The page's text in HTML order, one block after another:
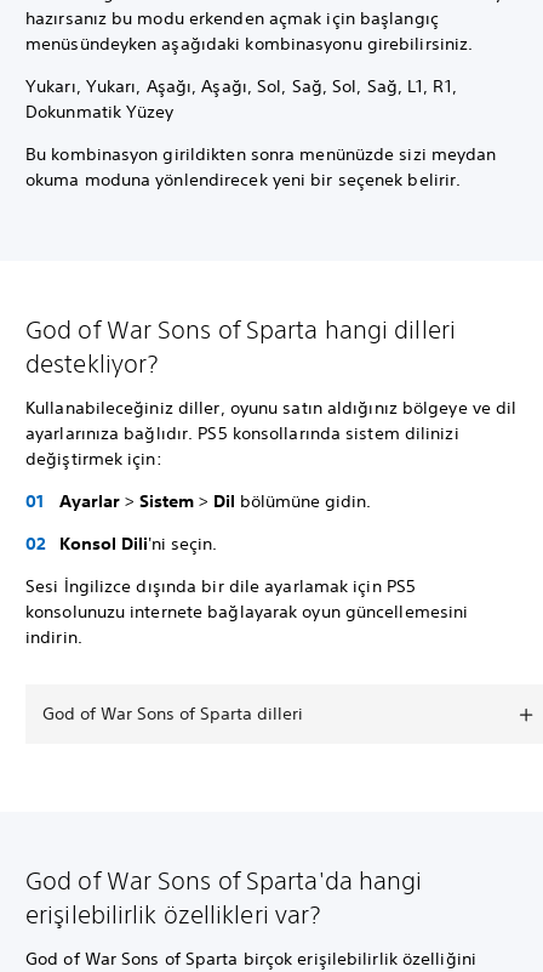
hazırsanız bu modu erkenden açmak için başlangıç
menüsündeyken aşağıdaki kombinasyonu girebilirsiniz.
Yukarı, Yukarı, Aşağı, Aşağı, Sol, Sağ, Sol, Sağ, L1, R1,
Dokunmatik Yüzey
Bu kombinasyon girildikten sonra menünüzde sizi meydan
okuma moduna yönlendirecek yeni bir seçenek belirir.
God of War Sons of Sparta hangi dilleri
destekliyor?
Kullanabileceğiniz diller, oyunu satın aldığınız bölgeye ve dil
ayarlarınıza bağlıdır. PS5 konsollarında sistem dilinizi
değiştirmek için:
Ayarlar > Sistem > Dil bölümüne gidin.
Konsol Dili'ni seçin.
Sesi İngilizce dışında bir dile ayarlamak için PS5
konsolunuzu internete bağlayarak oyun güncellemesini
indirin.
God of War Sons of Sparta dilleri
God of War Sons of Sparta'da hangi
erişilebilirlik özellikleri var?
God of War Sons of Sparta birçok erişilebilirlik özelliğini